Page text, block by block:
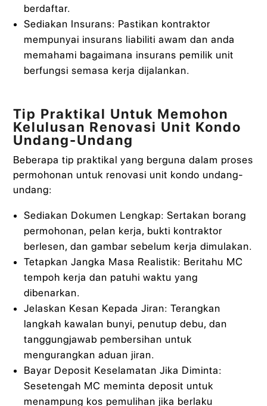
berdaftar.
Sediakan Insurans: Pastikan kontraktor
mempunyai insurans liabiliti awam dan anda
memahami bagaimana insurans pemilik unit
berfungsi semasa kerja dijalankan.
Tip Praktikal Untuk Memohon
Kelulusan Renovasi Unit Kondo
Undang-Undang
Beberapa tip praktikal yang berguna dalam proses
permohonan untuk renovasi unit kondo undang-
undang:
Sediakan Dokumen Lengkap: Sertakan borang
permohonan, pelan kerja, bukti kontraktor
berlesen, dan gambar sebelum kerja dimulakan.
Tetapkan Jangka Masa Realistik: Beritahu MC
tempoh kerja dan patuhi waktu yang
dibenarkan.
Jelaskan Kesan Kepada Jiran: Terangkan
langkah kawalan bunyi, penutup debu, dan
tanggungjawab pembersihan untuk
mengurangkan aduan jiran.
Bayar Deposit Keselamatan Jika Diminta:
Sesetengah MC meminta deposit untuk
menampung kos pemulihan jika berlaku